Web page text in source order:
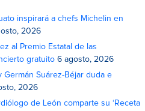
inspirará a chefs Michelin en
2026
al Premio Estatal de las
gratuito 6 agosto, 2026
Suárez-Béjar duda e
2026
de León comparte su ‘Receta